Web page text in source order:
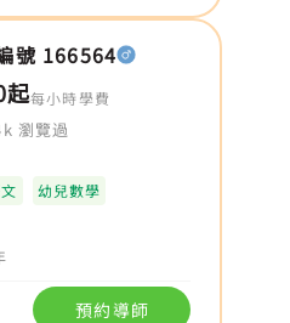
號 166564
起每小時學費
瀏覽過
幼兒數學
預約導師